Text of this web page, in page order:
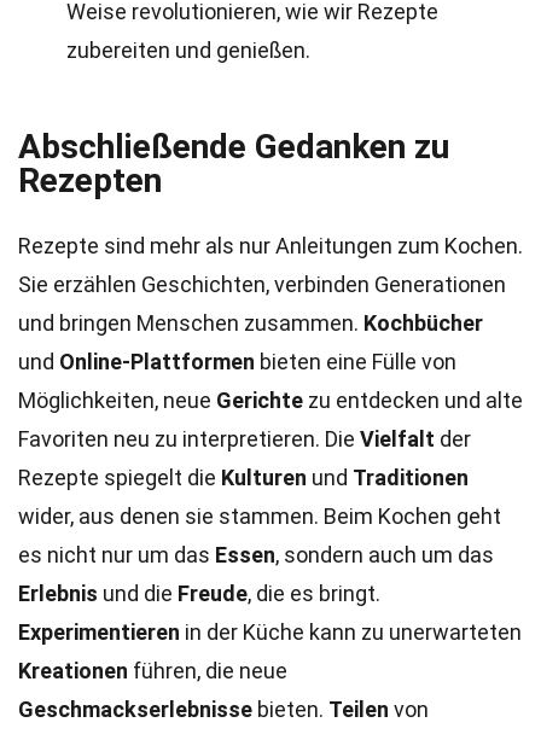
Weise revolutionieren, wie wir Rezepte
zubereiten und genießen.
Abschließende Gedanken zu
Rezepten
Rezepte sind mehr als nur Anleitungen zum Kochen.
Sie erzählen Geschichten, verbinden Generationen
und bringen Menschen zusammen. Kochbücher
und Online-Plattformen bieten eine Fülle von
Möglichkeiten, neue Gerichte zu entdecken und alte
Favoriten neu zu interpretieren. Die Vielfalt der
Rezepte spiegelt die Kulturen und Traditionen
wider, aus denen sie stammen. Beim Kochen geht
es nicht nur um das Essen, sondern auch um das
Erlebnis und die Freude, die es bringt.
Experimentieren in der Küche kann zu unerwarteten
Kreationen führen, die neue
Geschmackserlebnisse bieten. Teilen von